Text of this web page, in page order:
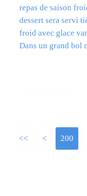
repas de saison
dessert sera servi
froid avec glace
Dans un grand bol
<< < 200